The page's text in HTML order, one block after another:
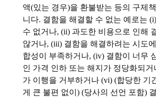
액(있는 경우)을 환불받는 등의 구제
니다. 결함을 해결할 수 없는 예로는
수 없거나, (ii) 과도한 비용으로 인해
않거나, (iii) 결함을 해결하려는 시도
합성이 부족하거나, (iv) 결함이 너무
인 가격 인하 또는 해지가 정당화되거
가 이행을 거부하거나 (vi) (합당한 기
게 큰 불편 없이) (당사의 선언 포함)